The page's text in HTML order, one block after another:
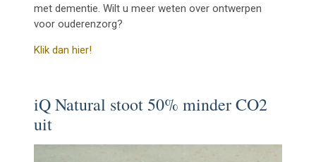
met dementie. Wilt u meer weten over ontwerpen
voor ouderenzorg?
Klik dan hier!
iQ Natural stoot 50% minder CO2
uit